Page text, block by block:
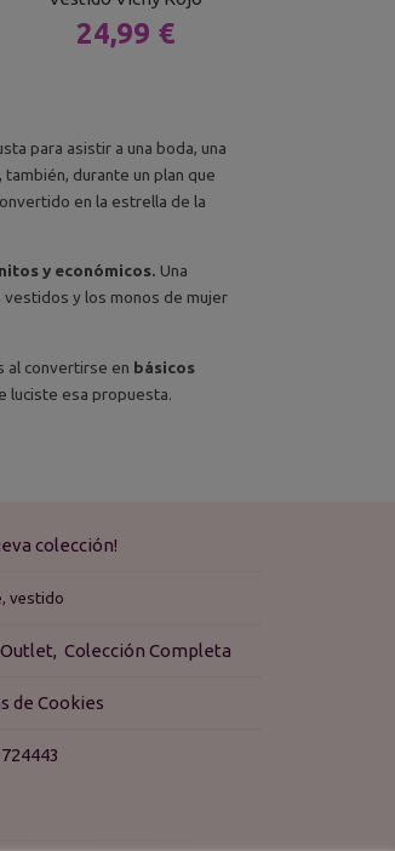
24,99 €
para asistir a una boda, una
durante un plan que
en la estrella de la
y económicos. Una
vestidos y los monos de mujer
al convertirse en básicos
luciste esa propuesta.
colección!
vestido
Outlet Colección Completa
de Cookies